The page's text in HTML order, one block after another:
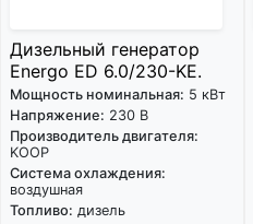
Дизельный генератор
Energo ED 6.0/230-KE.
Мощность номинальная: 5 кВт
Напряжение: 230 В
Производитель двигателя:
KOOP
Система охлаждения:
воздушная
Топливо: дизель